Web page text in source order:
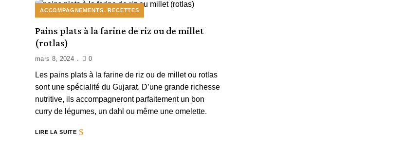
ACCOMPAGNEMENTS RECETTES
Pains plats à la farine de riz ou de millet
(rotlas)
mars 8, 2024 0
Les pains plats à la farine de riz ou de millet ou rotlas
sont une spécialité du Gujarat. D’une grande richesse
nutritive, ils accompagneront parfaitement un bon
curry de légumes, un dahl ou même une omelette.
LIRE LA SUITE